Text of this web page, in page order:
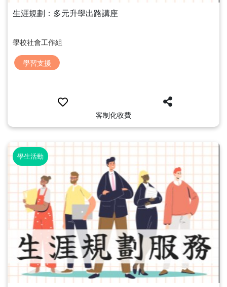
生涯規劃：多元升學出路講座
學校社會工作組
學習支援
客制化收費
學生活動